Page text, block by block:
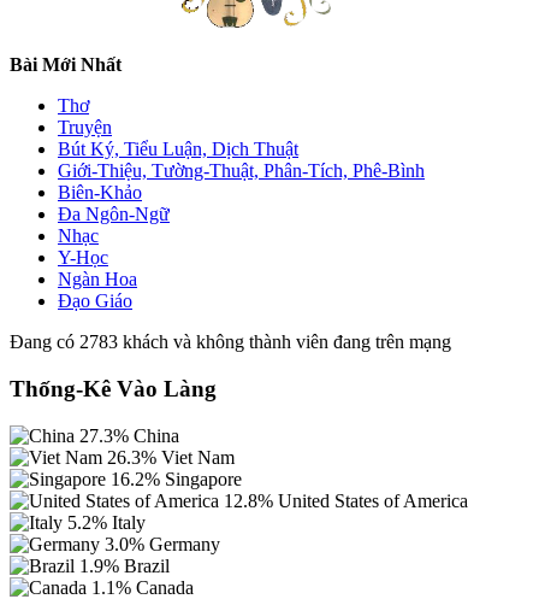
Bài Mới Nhất
Thơ
Truyện
Bút Ký, Tiểu Luận, Dịch Thuật
Giới-Thiệu, Tường-Thuật, Phân-Tích, Phê-Bình
Biên-Khảo
Đa Ngôn-Ngữ
Nhạc
Y-Học
Ngàn Hoa
Đạo Giáo
Đang có 2783 khách và không thành viên đang trên mạng
Thống-Kê Vào Làng
27.3% China
26.3% Viet Nam
16.2% Singapore
12.8% United States of America
5.2% Italy
3.0% Germany
1.9% Brazil
1.1% Canada